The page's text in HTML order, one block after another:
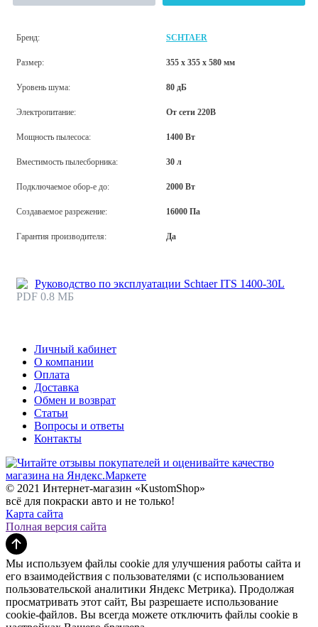
Бренд: SCHTAER
Размер: 355 х 355 х 580 мм
Уровень шума: 80 дБ
Электропитание: От сети 220В
Мощность пылесоса: 1400 Вт
Вместимость пылесборника: 30 л
Подключаемое обор-е до: 2000 Вт
Создаваемое разрежение: 16000 Па
Гарантия производителя: Да
Руководство по эксплуатации Schtaer ITS 1400-30L
PDF 0.8 МБ
Личный кабинет
О компании
Оплата
Доставка
Обмен и возврат
Статьи
Вопросы и ответы
Контакты
© 2021 Интернет-магазин «KustomShop»
всё для покраски авто и не только!
Карта сайта
Полная версия сайта
Мы используем файлы cookie для улучшения работы сайта и
его взаимодействия с пользователями (с использованием
пользовательской аналитики Яндекс Метрика). Продолжая
просматривать этот сайт, Вы разрешаете использование
cookie-файлов. Вы всегда можете отключить файлы cookie в